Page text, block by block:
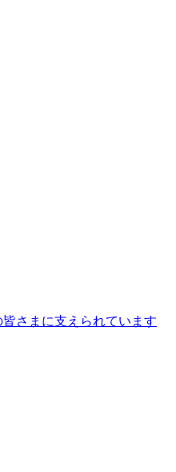
さまに支えられています